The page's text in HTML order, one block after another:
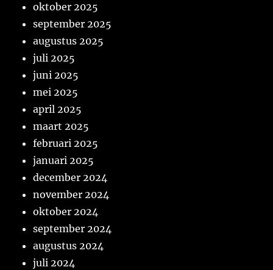
oktober 2025
september 2025
augustus 2025
juli 2025
juni 2025
mei 2025
april 2025
maart 2025
februari 2025
januari 2025
december 2024
november 2024
oktober 2024
september 2024
augustus 2024
juli 2024